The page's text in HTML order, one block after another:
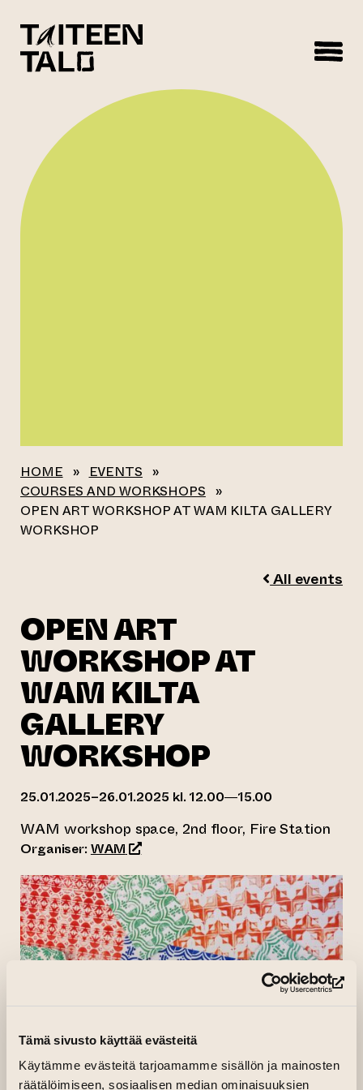
Tämä sivusto käyttää evästeitä
Käytämme evästeitä tarjoamamme sisällön ja mainosten
räätälöimiseen, sosiaalisen median ominaisuuksien
HOME » EVENTS »
COURSES AND WORKSHOPS »
OPEN ART WORKSHOP AT WAM KILTA GALLERY
WORKSHOP
All events
OPEN ART
WORKSHOP AT
WAM KILTA
GALLERY
WORKSHOP
25.01.2025–26.01.2025 kl. 12.00—15.00
WAM workshop space, 2nd floor, Fire Station
Organiser: WAM(opens an external website)